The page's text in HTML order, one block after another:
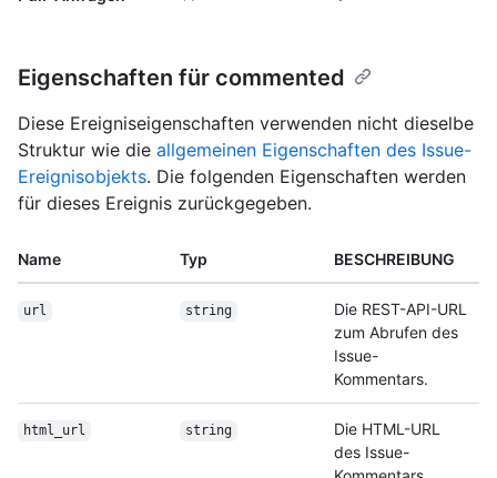
Eigenschaften für commented
Diese Ereigniseigenschaften verwenden nicht dieselbe
Struktur wie die allgemeinen Eigenschaften des Issue-
Ereignisobjekts. Die folgenden Eigenschaften werden
für dieses Ereignis zurückgegeben.
Name Typ BESCHREIBUNG
url string
Die REST-API-URL
zum Abrufen des
Issue-
Kommentars.
html_url string
Die HTML-URL
des Issue-